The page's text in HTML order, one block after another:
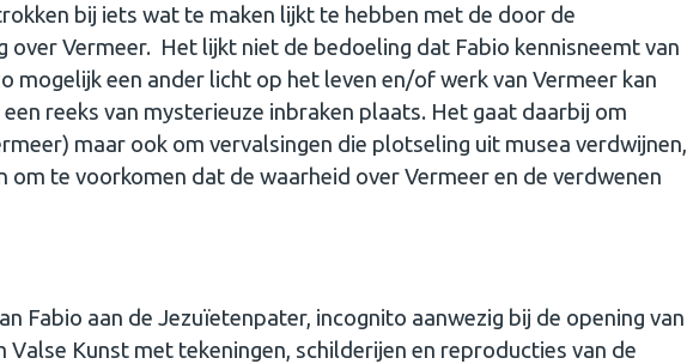
bij iets wat te maken lijkt te hebben met de door de
Vermeer. Het lijkt niet de bedoeling dat Fabio kennisneemt van
mogelijk een ander licht op het leven en/of werk van Vermeer kan
reeks van mysterieuze inbraken plaats. Het gaat daarbij om
maar ook om vervalsingen die plotseling uit musea verdwijnen,
te voorkomen dat de waarheid over Vermeer en de verdwenen
Fabio aan de Jezuïetenpater, incognito aanwezig bij de opening van
Kunst met tekeningen, schilderijen en reproducties van de